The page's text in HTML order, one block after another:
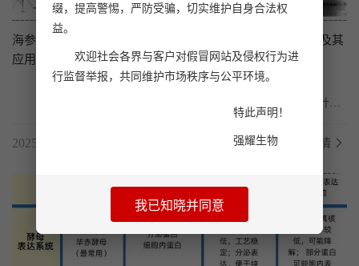
海参肠道蛋白水解物中疏水组分—SPESF-2的冷冻保护机制及其
应用研究
	冰晶引起的蛋白质变质是影响鱼类冷冻贮藏的重要因素，针对
传统冷冻保护剂高糖高热量的健康隐患。大连民族大...
2025.08.01 了解详情
缀，提高警惕，严防受骗，切实维护自身合法权
益。
欢迎社会各界与客户对假冒网站及侵权行为进
行监督举报，共同维护市场秩序与公平环境。
特此声明！
强耀生物
我已知晓并同意